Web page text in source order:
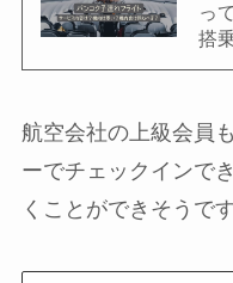
っ
搭
航空会社の上級会員
ーでチェックインで
くことができそうで